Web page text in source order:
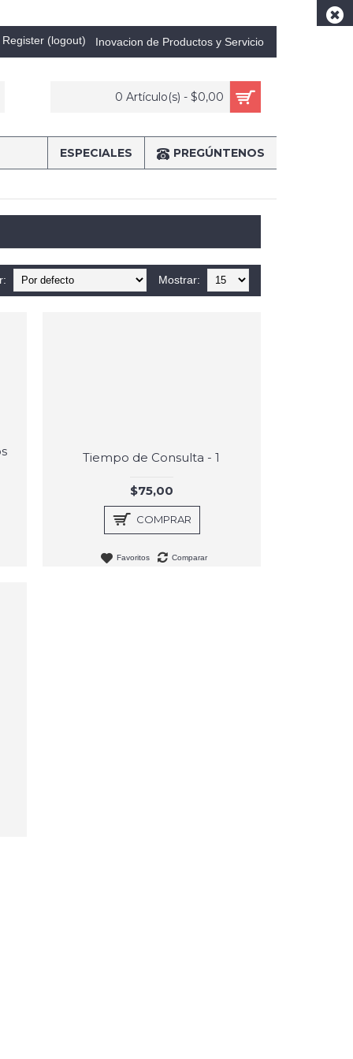
Register (logout) Inovacion de Productos y Servicio
0 Artículo(s) - $0,00
PREGÚNTENOS
ESPECIALES
Mostrar:
Tiempo de Consulta - 1
$75,00
COMPRAR
Favoritos Comparar